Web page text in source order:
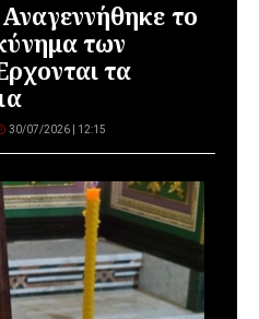
το
των
τα
30/07/2026 | 12:15